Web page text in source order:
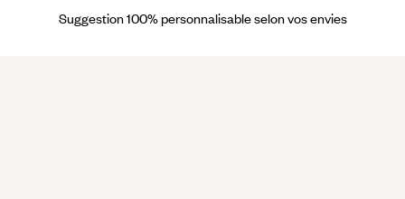
Suggestion 100% personnalisable selon vos envies